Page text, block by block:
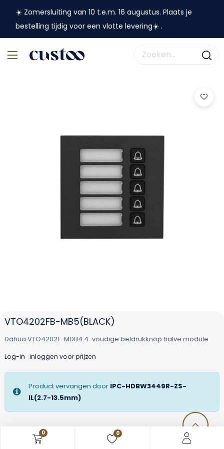
0 0
☀️ Zomersluiting van 10 t.e.m. 16 augustus. Plaats je
bestelling tijdig voor een vlotte levering☀️ .
VTO4202FB-MB5(BLACK)
Dahua VTO4202F-MDB4 4-voudige beldrukknop halve module
Log-in inloggen voor prijzen
Product vervangen door IPC-HDBW3449R-ZS-
IL(2.7-13.5mm)